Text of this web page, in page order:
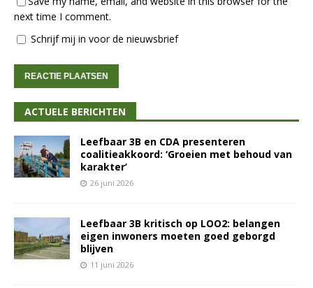
next time I comment.
Schrijf mij in voor de nieuwsbrief
ACTUELE BERICHTEN
Leefbaar 3B en CDA presenteren
coalitieakkoord: ‘Groeien met behoud van
karakter’
26 juni 2026
Leefbaar 3B kritisch op LOO2: belangen
eigen inwoners moeten goed geborgd
blijven
11 juni 2026